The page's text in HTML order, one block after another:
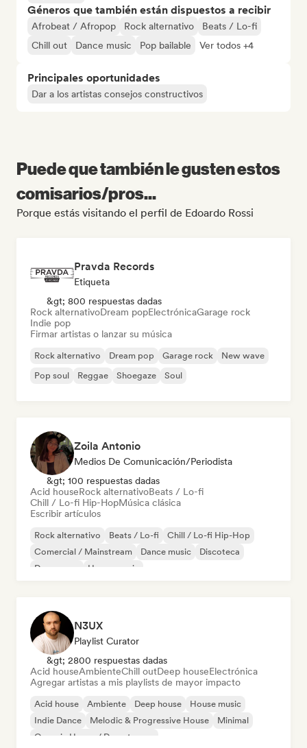
Géneros que también están dispuestos a recibir
Afrobeat / Afropop Rock alternativo
Beats / Lo-fi
Chill out
Dance music Pop bailable Ver todos +4
Principales oportunidades
Dar a los artistas consejos constructivos
Puede que también le gusten estos
comisarios/pros...
Porque estás visitando el perfil de Edoardo Rossi
Pravda Records
Etiqueta
&gt; 800 respuestas dadas
Rock alternativoDream popElectrónicaGarage rock
Indie pop
Firmar artistas o lanzar su música
Rock alternativo Dream pop Garage rock
New wave
Pop soul
Reggae Shoegaze Soul
Zoila Antonio
Medios De Comunicación/Periodista
&gt; 100 respuestas dadas
Acid houseRock alternativoBeats / Lo-fi
Chill / Lo-fi Hip-HopMúsica clásica
Escribir artículos
Rock alternativo Beats / Lo-fi
Chill / Lo-fi Hip-Hop
Comercial / Mainstream
Dance music
Discoteca
Dream pop
House music
N3UX
Playlist Curator
&gt; 2800 respuestas dadas
Acid houseAmbienteChill outDeep houseElectrónica
Agregar artistas a mis playlists de mayor impacto
Acid house Ambiente Deep house
House music
Indie Dance
Melodic & Progressive House
Minimal
Organic House / Downtempo